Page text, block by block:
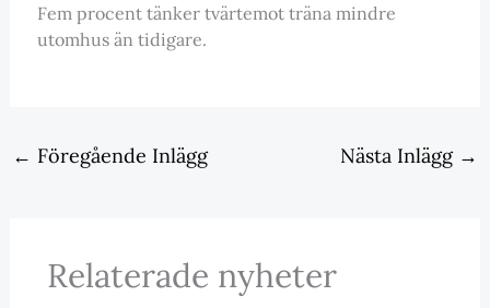
Fem procent tänker tvärtemot träna mindre
utomhus än tidigare.
← Föregående Inlägg Nästa Inlägg →
Relaterade nyheter